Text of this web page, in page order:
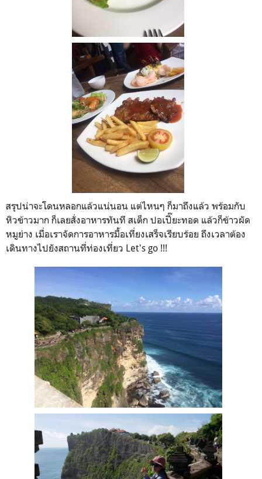
สรุปน่าจะโดนหลอกแล้วแน่นอน แต่ไหนๆ ก็มาถึงแล้ว พร้อมกับ
หิวข้าวมาก ก็เลยสั่งอาหารทันที สเต็ก ปอเปี๊ยะทอด แล้วก็ข้าวผัด
หมูย่าง เมื่อเราจัดการอาหารมื้อเที่ยงเสร็จเรียบร้อย ถึงเวลาต้อง
เดินทางไปยังสถานที่ท่องเที่ยว Let's go !!!